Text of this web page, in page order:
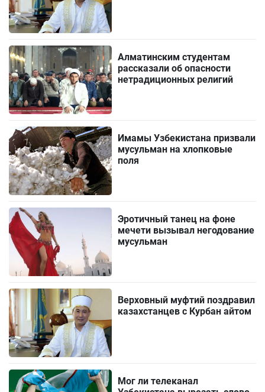
Алматинским студентам
рассказали об опасности
нетрадиционных религий
Имамы Узбекистана призвали
мусульман на хлопковые
поля
Эротичный танец на фоне
мечети вызывал негодование
мусульман
Верховный муфтий поздравил
казахстанцев с Курбан айтом
Мог ли телеканал